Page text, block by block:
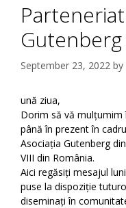
Gutenberg
September 23, 2022 by
ună ziua,
Dorim să vă
până în prezent în
Asociația Gutenberg
VIII din România.
Aici regăsiți mesajul
puse la dispoziție
diseminați în